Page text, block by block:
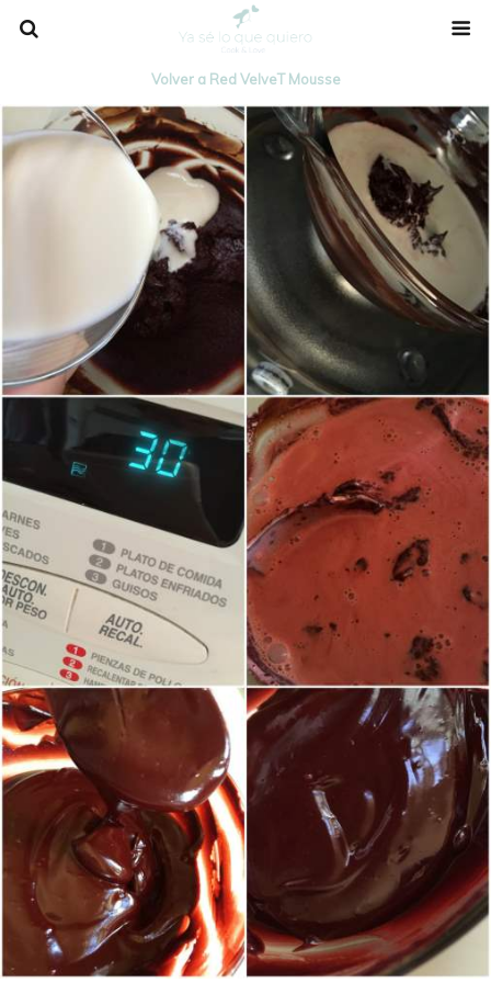
Volver a Red VelveT Mousse